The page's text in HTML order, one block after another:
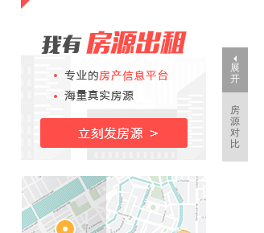
展
开
房
源
对
比